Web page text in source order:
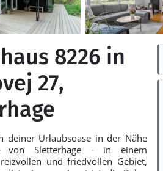
8226 in
27,
deiner Urlaubsoase in der Nähe
von Sletterhage - in einem
und friedvollen Gebiet,